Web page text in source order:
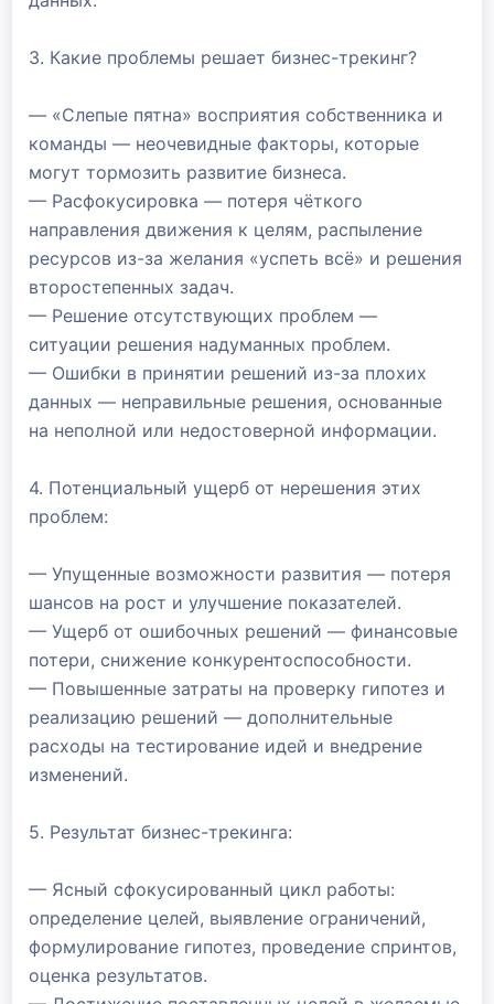
3. Какие проблемы решает бизнес-трекинг?
— «Слепые пятна» восприятия собственника и
команды — неочевидные факторы, которые
могут тормозить развитие бизнеса.
— Расфокусировка — потеря чёткого
направления движения к целям, распыление
ресурсов из-за желания «успеть всё» и решения
второстепенных задач.
— Решение отсутствующих проблем —
ситуации решения надуманных проблем.
— Ошибки в принятии решений из-за плохих
данных — неправильные решения, основанные
на неполной или недостоверной информации.
4. Потенциальный ущерб от нерешения этих
проблем:
— Упущенные возможности развития — потеря
шансов на рост и улучшение показателей.
— Ущерб от ошибочных решений — финансовые
потери, снижение конкурентоспособности.
— Повышенные затраты на проверку гипотез и
реализацию решений — дополнительные
расходы на тестирование идей и внедрение
изменений.
5. Результат бизнес-трекинга:
— Ясный сфокусированный цикл работы:
определение целей, выявление ограничений,
формулирование гипотез, проведение спринтов,
оценка результатов.